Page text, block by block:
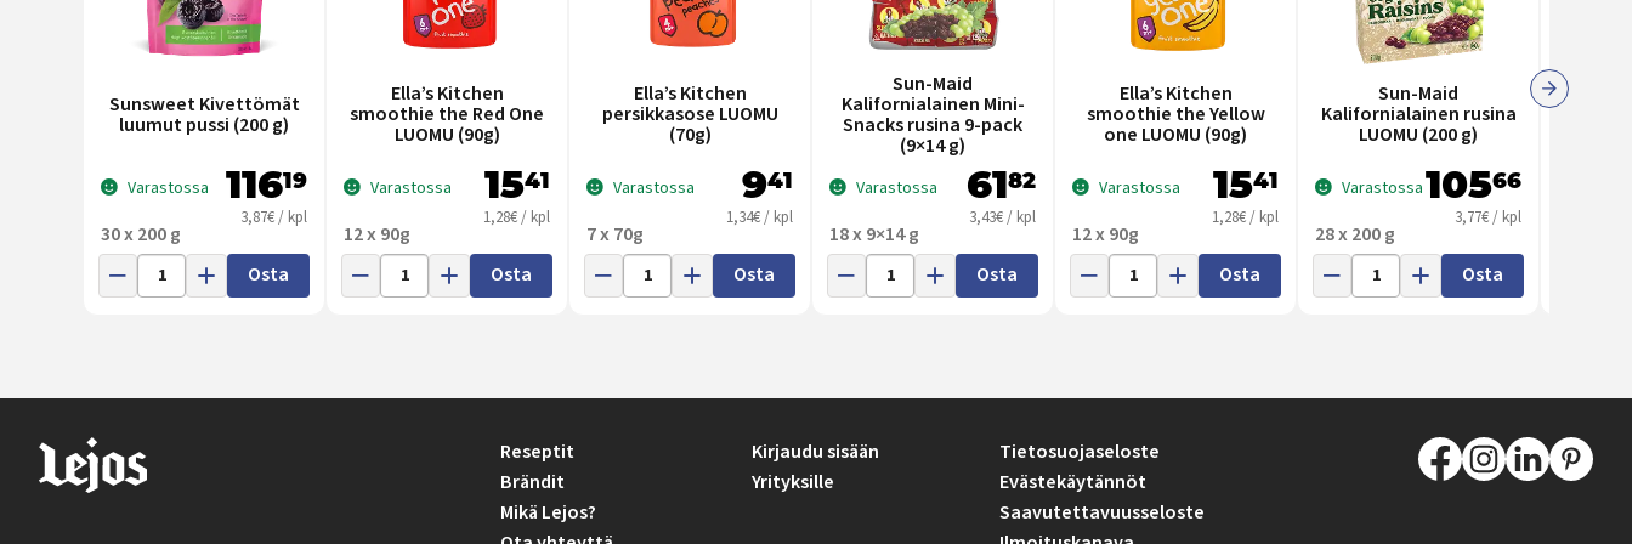
Sunsweet Kivettömät
luumut pussi (200 g)
Varastossa 11619
30 x 200 g
3,87€ / kpl
Osta
Ella’s Kitchen
smoothie the Red One
LUOMU (90g)
Varastossa 1541
12 x 90g
1,28€ / kpl
Osta
Ella’s Kitchen
persikkasose LUOMU
(70g)
Varastossa 941
7 x 70g
1,34€ / kpl
Osta
Sun-Maid
Kalifornialainen Mini-
Snacks rusina 9-pack
(9×14 g)
Varastossa 6182
18 x 9×14 g
3,43€ / kpl
Osta
Ella’s Kitchen
smoothie the Yellow
one LUOMU (90g)
Varastossa 1541
12 x 90g
1,28€ / kpl
Osta
Sun-Maid
Kalifornialainen rusina
LUOMU (200 g)
Varastossa10566
28 x 200 g
3,77€ / kpl
Osta
Jack
Reseptit
Brändit
Mikä Lejos?
Kirjaudu sisään
Yrityksille
Tietosuojaseloste
Evästekäytännöt
Saavutettavuusseloste